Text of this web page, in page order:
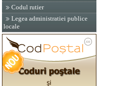
Codul rutier
Legea administratiei publice
locale